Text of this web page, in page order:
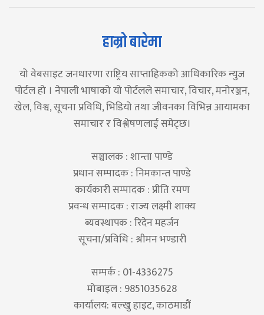
हाम्रो बारेमा
यो वेबसाइट जनधारणा राष्ट्रिय साप्ताहिकको आधिकारिक न्युज
पोर्टल हो । नेपाली भाषाको यो पोर्टलले समाचार, विचार, मनोरञ्जन,
खेल, विश्व, सूचना प्रविधि, भिडियो तथा जीवनका विभिन्न आयामका
समाचार र विश्लेषणलाई समेट्छ।
सञ्चालक : शान्ता पाण्डे
प्रधान सम्पादक : निमकान्त पाण्डे
कार्यकारी सम्पादक : प्रीति रमण
प्रवन्ध सम्पादक : राज्य लक्ष्मी शाक्य
ब्यवस्थापक : रिदेन महर्जन
सूचना/प्रविधि : श्रीमन भण्डारी
सम्पर्क : 01-4336275
मोबाइल : 9851035628
कार्यालय: बल्खु हाइट, काठमाडौं